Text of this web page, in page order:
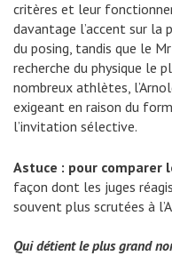
critères et leur
davantage l’accent sur
du posing, tandis que le
recherche du physique le
nombreux athlètes,
exigeant en raison du
l’invitation sélective.
Astuce : pour comparer
façon dont les juges
souvent plus scrutées à
Qui détient le plus grand